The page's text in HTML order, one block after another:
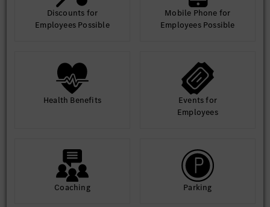
Discounts for
Employees Possible
Mobile Phone for
Employees Possible
Health Benefits
Events for
Employees
Coaching Parking